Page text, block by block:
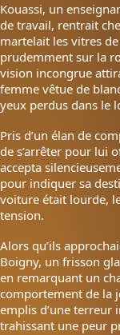
Kouassi, un
de travail, rentrait
martelait les vitres
prudemment sur la
vision incongrue
femme vêtue de
yeux perdus dans le
Pris d’un élan de
de s’arrêter pour lui
accepta
pour indiquer sa
voiture était lourde,
tension.
Alors qu’ils
Boigny, un frisson
en remarquant un
comportement de la
emplis d’une terreur
trahissant une peur